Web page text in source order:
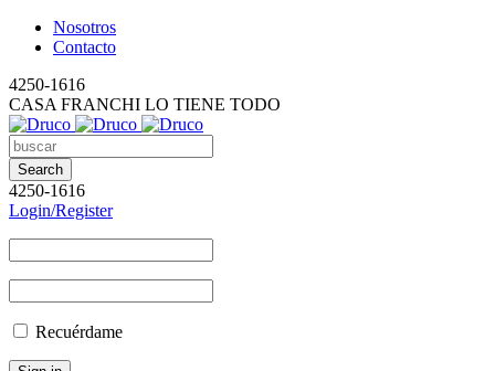
Nosotros
Contacto
4250-1616
CASA FRANCHI LO TIENE TODO
4250-1616
Login/Register
Recuérdame